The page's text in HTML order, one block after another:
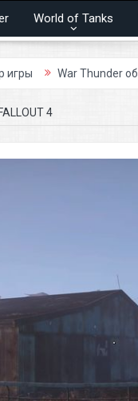
World of Tanks
Thunder обзор игры
4